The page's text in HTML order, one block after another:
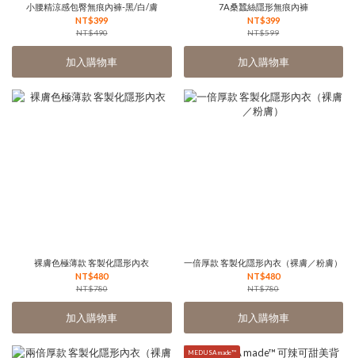
小腰精涼感包臀無痕內褲-黑/白/膚
NT$399
NT$490
加入購物車
7A桑蠶絲隱形無痕內褲
NT$399
NT$599
加入購物車
裸膚色極薄款 客製化隱形內衣
NT$480
NT$780
加入購物車
一倍厚款 客製化隱形內衣（裸膚／粉膚）
NT$480
NT$780
加入購物車
MEDUSA made™